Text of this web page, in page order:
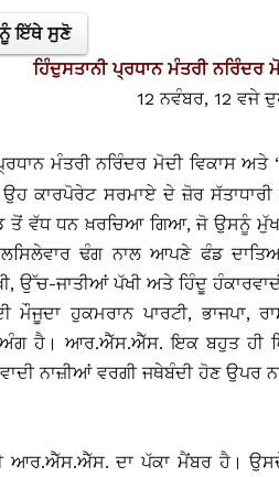
ਇੱਥੇ ਸੁਣੋ
ਹਿੰਦੁਸਤਾਨੀ ਪ੍ਰਧਾਨ ਮੰਤਰੀ ਨਰਿੰਦਰ
12 ਨਵੰਬਰ, 12 ਵਜੇ
ਮੰਤਰੀ ਨਰਿੰਦਰ ਮੋਦੀ ਵਿਕਾਸ
ਕਾਰਪੋਰੇਟ ਸਰਮਾਏ ਦੇ ਜ਼ੋਰ
ਤੋਂ ਵੱਧ ਧਨ ਖ਼ਰਚਿਆ ਗਿਆ, ਜੋ ਉਸਨੂੰ ਮੁੱਖ
ਢੰਗ ਨਾਲ ਆਪਣੇ ਫੰਡ
ਉੱਚ-ਜਾਤੀਆਂ ਪੱਖੀ ਅਤੇ ਹਿੰਦੂ
ਮੌਜੂਦਾ ਹੁਕਮਰਾਨ ਪਾਰਟੀ,
ਹੈ। ਆਰ.ਐੱਸ.ਐੱਸ. ਇਕ ਬਹੁਤ ਹੀ
ਨਾਜ਼ੀਆਂ ਵਰਗੀ ਜਥੇਬੰਦੀ ਹੋਣ ਉਪਰ
ਆਰ.ਐੱਸ.ਐੱਸ. ਦਾ ਪੱਕਾ ਮੈਂਬਰ ਹੈ।